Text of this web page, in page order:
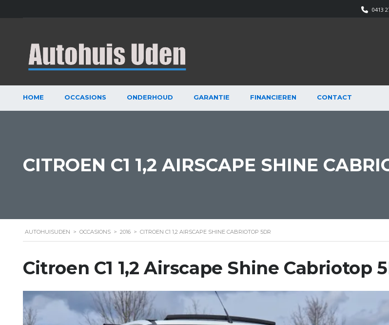
0413
HOME OCCASIONS ONDERHOUD GARANTIE FINANCIEREN CONTACT
CITROEN C1 1,2 AIRSCAPE SHINE
AUTOHUISUDEN > OCCASIONS > 2016 > CITROEN C1 1,2 AIRSCAPE SHINE CABRIOTOP 5DR
Citroen C1 1,2 Airscape Shine Cabriotop